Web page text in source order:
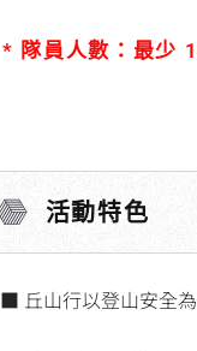
* 隊員人數：最少
活動特色
■ 丘山行以登山安全